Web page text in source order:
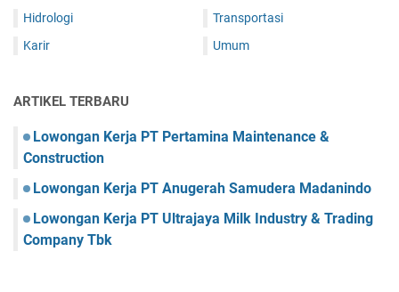
Hidrologi
Karir
Transportasi
Umum
ARTIKEL TERBARU
Lowongan Kerja PT Pertamina Maintenance &
Construction
Lowongan Kerja PT Anugerah Samudera Madanindo
Lowongan Kerja PT Ultrajaya Milk Industry & Trading
Company Tbk